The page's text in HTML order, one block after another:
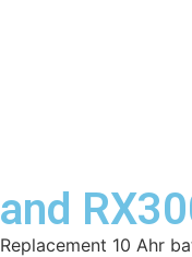
and
Replacement 10 Ahr